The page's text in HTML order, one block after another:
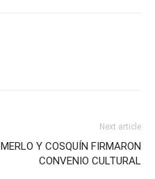
Next article
MERLO Y COSQUÍN FIRMARON
CONVENIO CULTURAL